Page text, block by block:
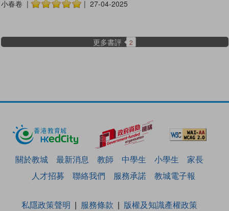
小春卷 | | 27-04-2025
更多書評 2
關於教城 最新消息 教師 中學生 小學生
家長
人才招募
聯絡我們 服務承諾 教城電子報
私隱政策聲明 服務條款
版權及知識產權政策